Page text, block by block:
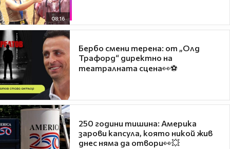
08:16
Бербо смени терена: от „Олд
Трафорд“ директно на
театралната сцена👀⚽
250 години тишина: Америка
зарови капсула, която никой жив
днес няма да отвори👀💥